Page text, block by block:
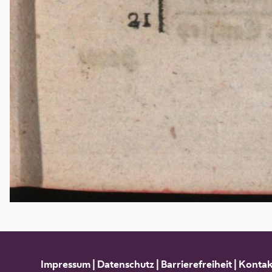
Impressum| Datenschutz| Barrierefreiheit|